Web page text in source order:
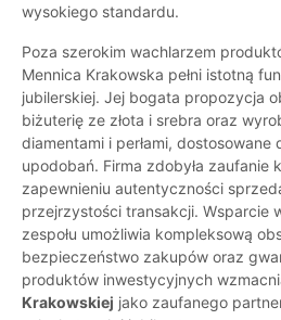
wysokiego standardu.
Poza szerokim wachlarzem
Mennica Krakowska pełni istotną
jubilerskiej. Jej bogata propozycja
biżuterię ze złota i srebra oraz
diamentami i perłami, dostosowane
upodobań. Firma zdobyła zaufanie
zapewnieniu autentyczności
przejrzystości transakcji. Wsparcie
zespołu umożliwia kompleksową
bezpieczeństwo zakupów oraz
produktów inwestycyjnych
Krakowskiej jako zaufanego